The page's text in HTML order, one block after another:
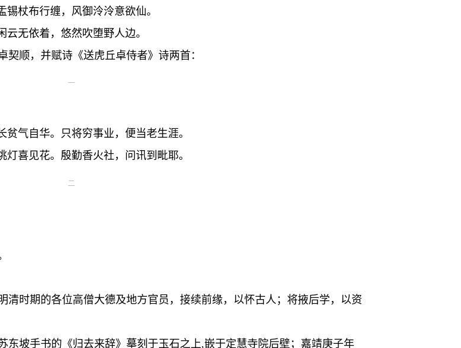
锡杖布行缠，风御泠泠意欲仙。
云无依着，悠然吹堕野人边。
顺，并赋诗《送虎丘卓侍者》诗两首：
一
贫气自华。只将穷事业，便当老生涯。
灯喜见花。殷勤香火社，问讯到毗耶。
二
清时期的各位高僧大德及地方官员，接续前缘，以怀古人；将掖后学，以资
东坡手书的《归去来辞》摹刻于玉石之上,嵌于定慧寺院后壁；嘉靖庚子年